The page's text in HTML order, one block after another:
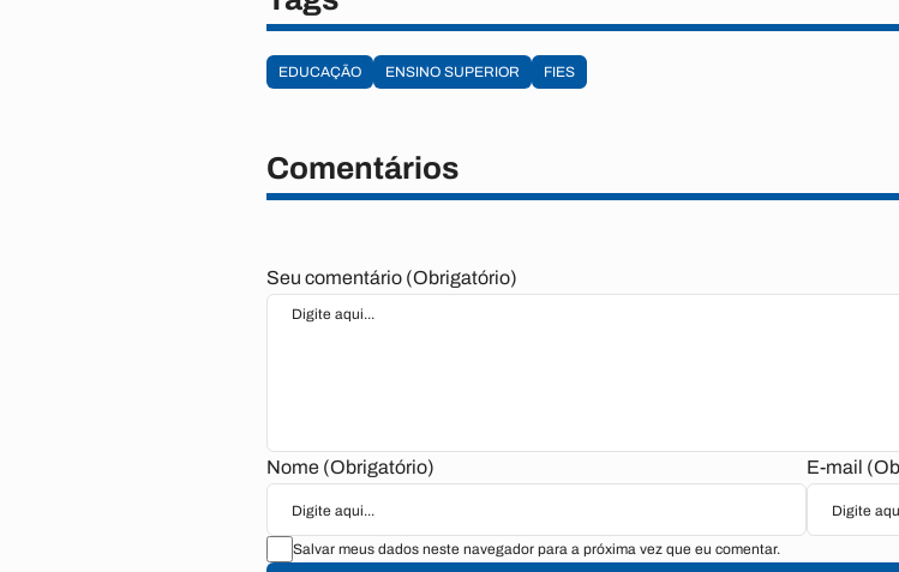
EDUCAÇÃO ENSINO SUPERIOR FIES
Comentários
Seu comentário (Obrigatório)
Nome (Obrigatório) E-mail
Salvar meus dados neste navegador para a próxima vez que eu comentar.